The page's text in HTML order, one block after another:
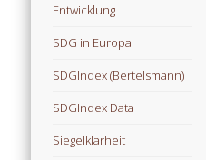
Entwicklung
SDG in Europa
SDGIndex (Bertelsmann)
SDGIndex Data
Siegelklarheit